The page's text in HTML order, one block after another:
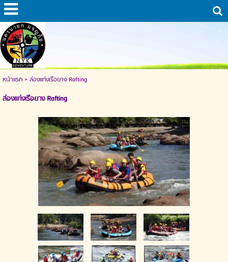
หน้าแรก> ล่องแก่งเรือยาง Rafting
ล่องแก่งเรือยาง Rafting